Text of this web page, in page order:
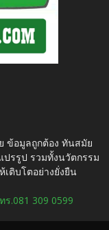
ข้อมูลถูกต้อง ทันสมัย
ปรรูป รวมทั้งนวัตกรรม
เติบโตอย่างยั่งยืน
ร.081 309 0599